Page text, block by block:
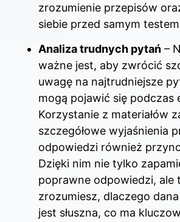
zrozumienie przepisów
siebie przed samym
Analiza trudnych pytań –
ważne jest, aby zwrócić
uwagę na najtrudniejsze
mogą pojawić się podczas
Korzystanie z materiałów
szczegółowe wyjaśnienia
odpowiedzi również
Dzięki nim nie tylko
poprawne odpowiedzi, ale
zrozumiesz, dlaczego
jest słuszna, co ma